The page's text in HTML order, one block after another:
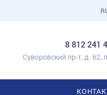
8 812 241
Суворовский пр-т, д. 62,